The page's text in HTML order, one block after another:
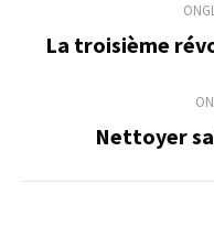
de
La troisième
Nettoyer